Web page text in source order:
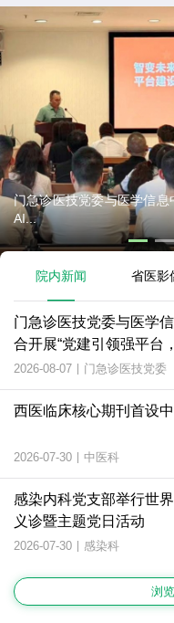
门急诊医技党委与医学信
AI...
院内新闻 省医影
门急诊医技党委与医学
合开展“党建引领强平台
效”主题党日活动
2026-08-07 | 门急诊医技党委
西医临床核心期刊首设
2026-07-30 | 中医科
感染内科党支部举行世
义诊暨主题党日活动
2026-07-30 | 感染科
浏